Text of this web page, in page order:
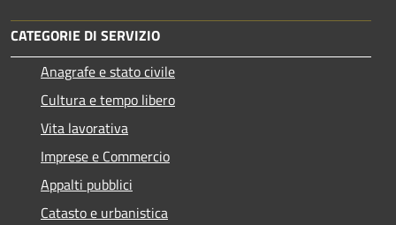
CATEGORIE DI SERVIZIO
Anagrafe e stato civile
Cultura e tempo libero
Vita lavorativa
Imprese e Commercio
Appalti pubblici
Catasto e urbanistica